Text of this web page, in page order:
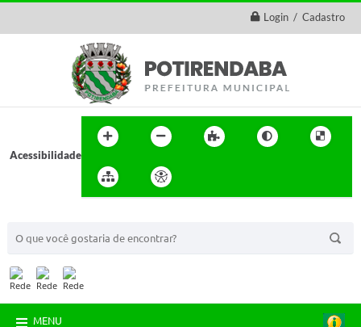
Login / Cadastro
Acessibilidade
MENU